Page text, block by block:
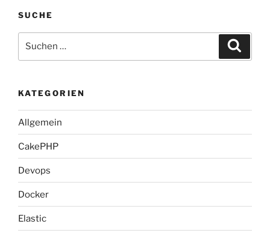
SUCHE
nach:
KATEGORIEN
Allgemein
CakePHP
Devops
Docker
Elastic